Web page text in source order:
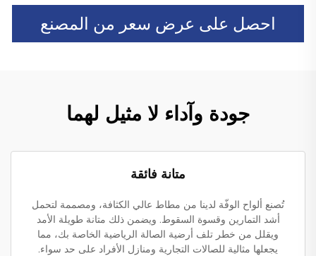
احصل على عرض سعر من المصنع
جودة وآداء لا مثيل لهما
متانة فائقة
تُصنع ألواح الوفّة لدينا من مطاط عالي الكثافة، ومصممة لتحمل
أشد التمارين وقسوة السقوط. ويضمن ذلك متانة طويلة الأمد
ويقلل من خطر تلف أرضية الصالة الرياضية الخاصة بك، مما
يجعلها مثالية للصالات التجارية ومنازل الأفراد على حد سواء.